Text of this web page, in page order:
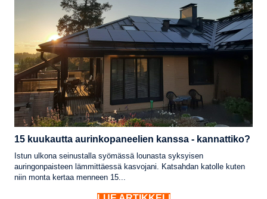
15 kuukautta aurinkopaneelien kanssa - kannattiko?
Istun ulkona seinustalla syömässä lounasta syksyisen
auringonpaisteen lämmittäessä kasvojani. Katsahdan katolle kuten
niin monta kertaa menneen 15...